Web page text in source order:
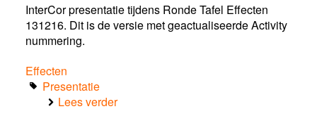
InterCor presentatie tijdens Ronde Tafel Effecten
131216. Dit is de versie met geactualiseerde Activity
nummering.
Effecten
Presentatie
Lees verderover